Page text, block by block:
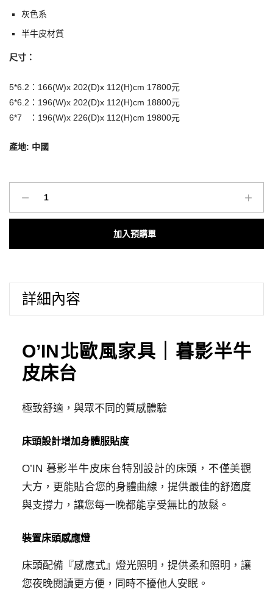
灰色系
半牛皮材質
尺寸：
5*6.2：166(W)x 202(D)x 112(H)cm 17800元
6*6.2：196(W)x 202(D)x 112(H)cm 18800元
6*7 ：196(W)x 226(D)x 112(H)cm 19800元
產地: 中國
歐
家
｜
暮
皮
床
(5
數
量
Add to cart
詳細內容
O’IN北歐風家具｜暮影半牛
皮床台
極致舒適，與眾不同的質感體驗
床頭設計增加身體服貼度
O’IN 暮影半牛皮床台特別設計的床頭，不僅美觀
大方，更能貼合您的身體曲線，提供最佳的舒適度
與支撐力，讓您每一晚都能享受無比的放鬆。
裝置床頭感應燈
床頭配備『感應式』燈光照明，提供柔和照明，讓
您夜晚閱讀更方便，同時不擾他人安眠。